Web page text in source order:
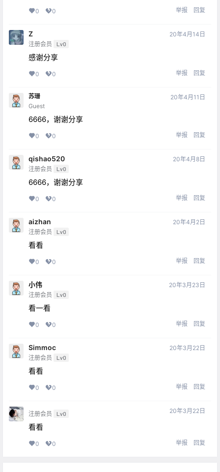
0 0 举报 回复
Z
注册会员 Lv0
20年4月14日
感谢分享
0 0 举报 回复
苏珊
Guest
20年4月11日
6666，谢谢分享
0 0 举报 回复
qishao520
注册会员 Lv0
20年4月8日
6666，谢谢分享
0 0 举报 回复
aizhan
注册会员 Lv0
20年4月2日
看看
0 0 举报 回复
小伟
注册会员 Lv0
20年3月23日
看一看
0 0 举报 回复
Simmoc
注册会员 Lv0
20年3月22日
看看
0 0 举报 回复
注册会员 Lv0 20年3月22日
看看
0 0 举报 回复